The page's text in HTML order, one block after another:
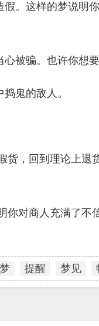
。这样的梦说明
被骗。也许你想
鬼的敌人。
货，回到理论上
你对商人充满了
提醒 梦见